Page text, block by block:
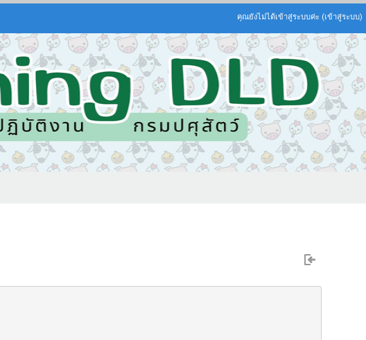
คุณยังไม่ได้เข้าสู่ระบบค่ะ (เข้าสู่ระบบ)